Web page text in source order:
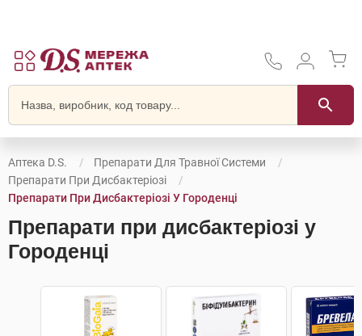
Аптека D.S.
Препарати Для Травної Системи
Препарати При Дисбактеріозі
Препарати При Дисбактеріозі У Городенці
Препарати при дисбактеріозі у
Городенці